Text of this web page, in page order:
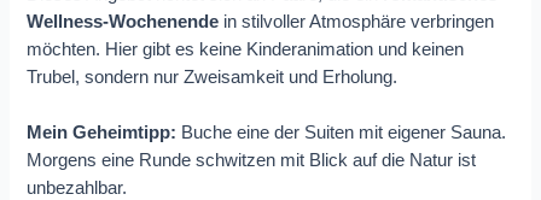
Wellness-Wochenende in stilvoller Atmosphäre verbringen
möchten. Hier gibt es keine Kinderanimation und keinen
Trubel, sondern nur Zweisamkeit und Erholung.
Mein Geheimtipp: Buche eine der Suiten mit eigener Sauna.
Morgens eine Runde schwitzen mit Blick auf die Natur ist
unbezahlbar.